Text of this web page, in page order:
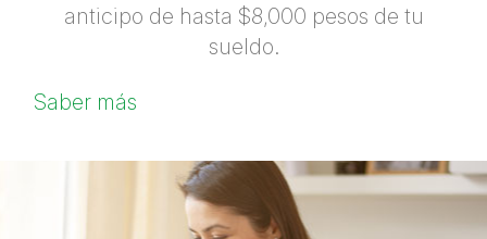
anticipo de hasta $8,000 pesos de tu
sueldo.
Saber más